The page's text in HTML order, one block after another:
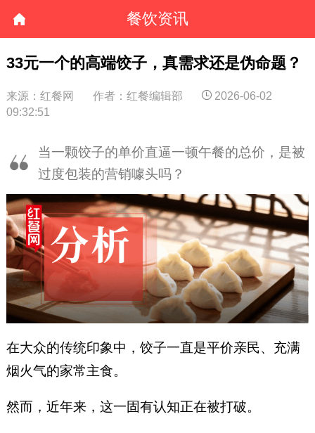
餐饮资讯
33元一个的高端饺子，真需求还是伪命题？
来源：红餐网 作者：红餐编辑部
2026-06-02
09:32:51
当一颗饺子的单价直逼一顿午餐的总价，是被
过度包装的营销噱头吗？
在大众的传统印象中，饺子一直是平价亲民、充满
烟火气的家常主食。
然而，近年来，这一固有认知正在被打破。